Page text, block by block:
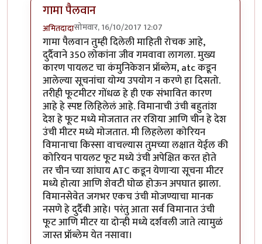
गामा पैलवान
अमितदादासोमवार, 16/10/2017 12:07
In reply toफूटमीटर गोंधळbyगामा पैलवान
गामा पैलवान तुम्ही दिलेली माहिती रोचक आहे,
दुर्दैवाने 350 लोकांना जीव गमवावा लागला. मुख्य
कारण पायलट चा कंमुनिकेशन प्रॉब्लेम, atc कडून
आलेल्या सूचनांचा योग्य उपयोग न करणे हा दिसतो.
तरीही फूटमीटर गोंधळ हे ही एक संभावित कारण
आहे हे स्पष्ट लिहिलेलं आहे. विमानाची उंची बहुतांश
देश हे फूट मध्ये मोजतात तर रशिया आणि चीन हे देश
उंची मीटर मध्ये मोजतात. मी लिहलेला कोरियन
विमानाचा किस्सा वाचल्यास तुमच्या लक्षात येईल की
कोरियन पायलट फूट मध्ये उंची अपेक्षित करत होते
तर चीन च्या शांघाय ATC कडून येणाऱ्या सूचना मीटर
मध्ये होत्या आणि शेवटी घोळ होऊन अपघात झाला.
विमानसेवेत जगभर एकच उंची मोजण्याचा मानक
नसणे हे दुर्दैवी आहे। परंतु आता सर्व विमानात उंची
फूट आणि मीटर या दोन्ही मध्ये दर्शवली जाते त्यामुळं
जास्त प्रॉब्लेम येत नसावा।